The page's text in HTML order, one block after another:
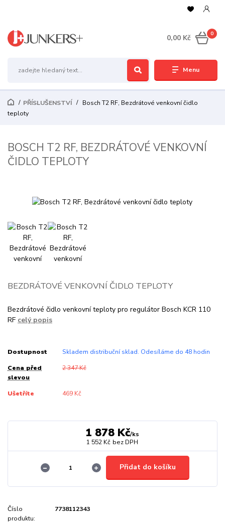
Menu
0
0,00 Kč
PŘÍSLUŠENSTVÍ
Bosch T2 RF, Bezdrátové venkovní čidlo
teploty
BOSCH T2 RF, BEZDRÁTOVÉ VENKOVNÍ
ČIDLO TEPLOTY
BEZDRÁTOVÉ VENKOVNÍ ČIDLO TEPLOTY
Bezdrátové čidlo venkovní teploty pro regulátor Bosch KCR 110
RF celý popis
Dostupnost Skladem distribuční sklad. Odesíláme do 48 hodin
Cena před
slevou
2 347 Kč
Ušetříte 469 Kč
1 878 Kč/ks
1 552 Kč bez DPH
Přidat do košíku
Číslo
produktu:
7738112343